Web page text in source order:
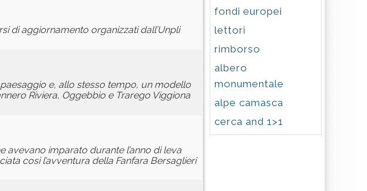
di aggiornamento organizzati dall’Unpli
e, allo stesso tempo, un modello
Riviera, Oggebbio e Trarego Viggiona
imparato durante l’anno di leva
così l’avventura della Fanfara Bersaglieri
fondi europei
lettori
rimborso
albero
monumentale
alpe camasca
cerca and 1>1